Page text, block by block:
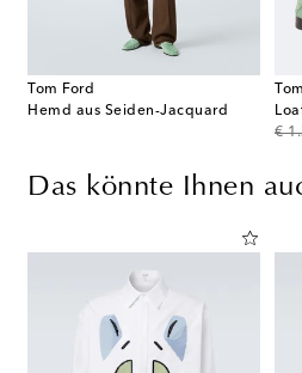
Tom Ford
Hemd aus Seiden-Jacquard
€
Das könnte Ihnen